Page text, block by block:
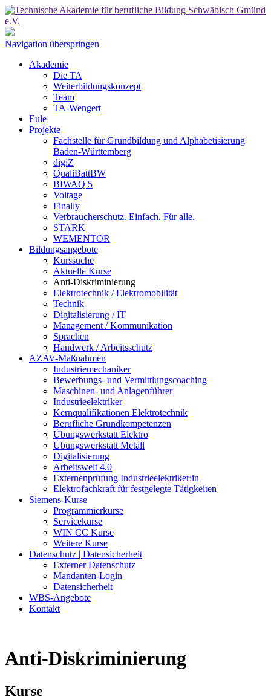
Navigation überspringen
Akademie
Die TA
Weiterbildungskonzept
Team
TA-Wengert
Eule
Projekte
Fachstelle für Grundbildung und Alphabetisierung
Baden-Württemberg
digiZ
QualiBattBW
BIWAQ 5
Voltage
Finally
Verbraucherschutz. Einfach. Für alle.
STARK
WEMENTOR
Bildungsangebote
Kurssuche
Aktuelle Kurse
Anti-Diskriminierung
Elektrotechnik / Elektromobilität
Technik
Digitalisierung / IT
Management / Kommunikation
Sprachen
Handwerk / Arbeitsschutz
AZAV-Maßnahmen
Industriemechaniker
Bewerbungs- und Vermittlungscoaching
Maschinen- und Anlagenführer
Industrieelektriker
Kernqualiﬁkationen Elektrotechnik
Berufliche Grundkompetenzen
Übungswerkstatt Elektro
Übungswerkstatt Metall
Digitalisierung
Arbeitswelt 4.0
Externenprüfung Industrieelektriker:in
Elektrofachkraft für festgelegte Tätigkeiten
Siemens-Kurse
Programmierkurse
Servicekurse
WIN CC Kurse
Weitere Kurse
Datenschutz | Datensicherheit
Externer Datenschutz
Mandanten-Login
Datensicherheit
WBS-Angebote
Kontakt
Anti-Diskriminierung
Kurse